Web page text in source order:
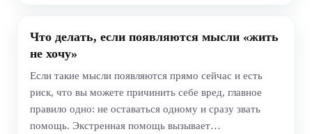
Что делать, если появляются мысли «жить
не хочу»
Если такие мысли появляются прямо сейчас и есть
риск, что вы можете причинить себе вред, главное
правило одно: не оставаться одному и сразу звать
помощь. Экстренная помощь вызывает…